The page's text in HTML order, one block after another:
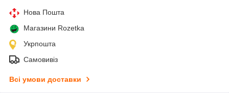
Нова Пошта
Магазини Rozetka
Укрпошта
Самовивіз
Всі умови доставки